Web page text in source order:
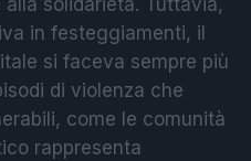
solidarietà. Tuttavia,
in festeggiamenti, il
si faceva sempre più
di violenza che
come le comunità
rappresenta